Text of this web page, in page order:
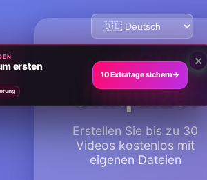
🎁360°
Uniquizer
Erstellen Sie bis zu 30
Videos kostenlos mit
eigenen Dateien
ersten
10 Extratage sichern→
×